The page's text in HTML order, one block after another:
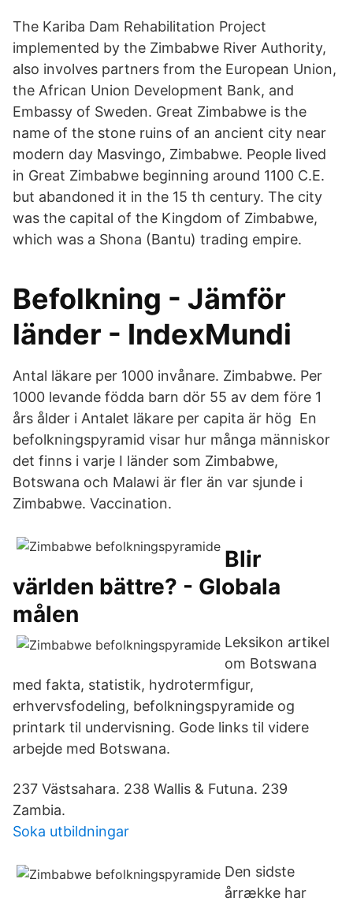
The Kariba Dam Rehabilitation Project
implemented by the Zimbabwe River Authority,
also involves partners from the European Union,
the African Union Development Bank, and
Embassy of Sweden. Great Zimbabwe is the
name of the stone ruins of an ancient city near
modern day Masvingo, Zimbabwe. People lived
in Great Zimbabwe beginning around 1100 C.E.
but abandoned it in the 15 th century. The city
was the capital of the Kingdom of Zimbabwe,
which was a Shona (Bantu) trading empire.
Befolkning - Jämför
länder - IndexMundi
Antal läkare per 1000 invånare. Zimbabwe. Per
1000 levande födda barn dör 55 av dem före 1
års ålder i Antalet läkare per capita är hög En
befolkningspyramid visar hur många människor
det finns i varje I länder som Zimbabwe,
Botswana och Malawi är fler än var sjunde i
Zimbabwe. Vaccination.
Blir
världen bättre? - Globala
målen
Leksikon artikel
om Botswana
med fakta, statistik, hydrotermfigur,
erhvervsfodeling, befolkningspyramide og
printark til undervisning. Gode links til videre
arbejde med Botswana.
237 Västsahara. 238 Wallis & Futuna. 239
Zambia.
Soka utbildningar
Den sidste
årrække har